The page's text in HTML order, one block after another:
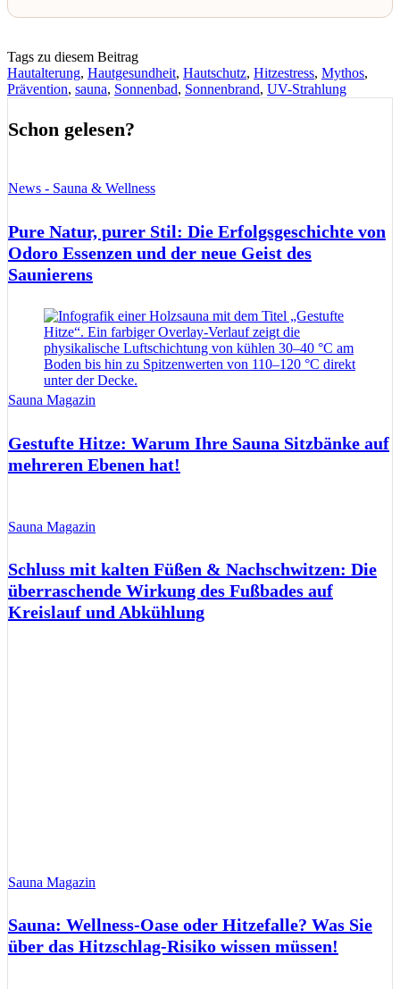
Tags zu diesem Beitrag
Hautalterung, Hautgesundheit, Hautschutz, Hitzestress, Mythos,
Prävention, sauna, Sonnenbad, Sonnenbrand, UV-Strahlung
Schon gelesen?
News - Sauna & Wellness
Pure Natur, purer Stil: Die Erfolgsgeschichte von
Odoro Essenzen und der neue Geist des
Saunierens
Sauna Magazin
Gestufte Hitze: Warum Ihre Sauna Sitzbänke auf
mehreren Ebenen hat!
Sauna Magazin
Schluss mit kalten Füßen & Nachschwitzen: Die
überraschende Wirkung des Fußbades auf
Kreislauf und Abkühlung
Sauna Magazin
Sauna: Wellness-Oase oder Hitzefalle? Was Sie
über das Hitzschlag-Risiko wissen müssen!